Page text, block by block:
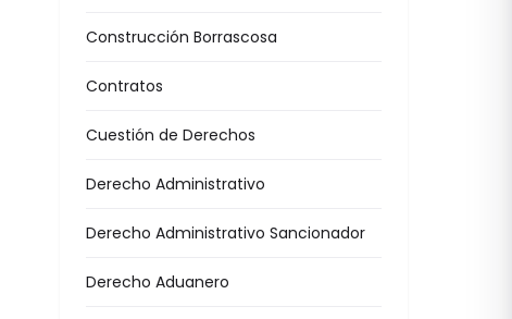
Construcción Borrascosa
Contratos
Cuestión de Derechos
Derecho Administrativo
Derecho Administrativo Sancionador
Derecho Aduanero